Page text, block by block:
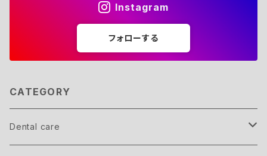
Instagram
フォローする
CATEGORY
Dental care